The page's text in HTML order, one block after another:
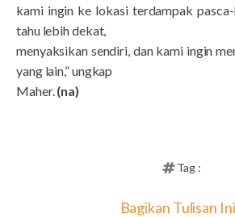
kami ingin ke lokasi terdampak
tahu lebih dekat,
menyaksikan sendiri, dan kami ingin
yang lain,” ungkap
Maher.(na)
Tag :
Bagikan Tulisan